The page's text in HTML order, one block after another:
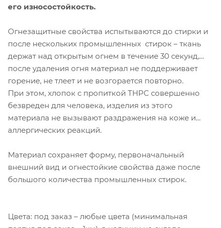
его износостойкость.
Огнезащитные свойства испытываются до стирки и
после нескольких промышленных стирок – ткань
держат над открытым огнем в течение 30 секунд,
после удаления огня материал не поддерживает
горение, не тлеет и не возгорается повторно.
При этом, хлопок с пропиткой ТНРС совершенно
безвреден для человека, изделия из этого
материала не вызывают раздражения на коже и
аллергических реакций.
Материал сохраняет форму, первоначальный
внешний вид и огнестойкие свойства даже после
большого количества промышленных стирок.
Цвета: под заказ – любые цвета (минимальная